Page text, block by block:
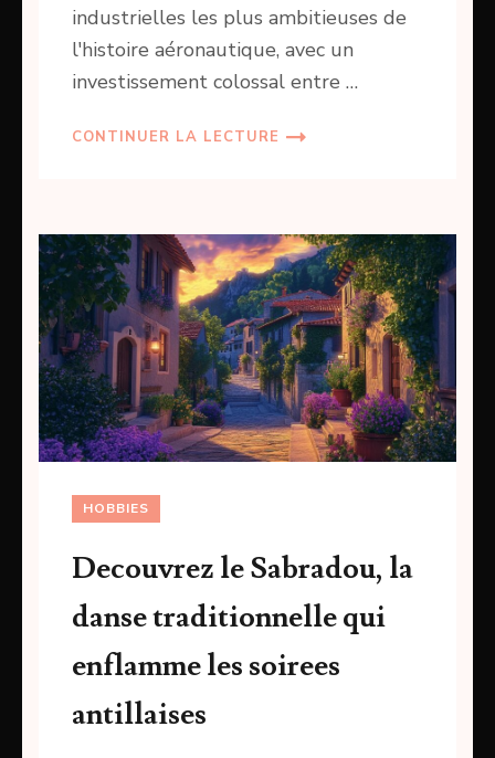
industrielles les plus ambitieuses de
l'histoire aéronautique, avec un
investissement colossal entre …
CONTINUER LA LECTURE
HOBBIES
Decouvrez le Sabradou, la
danse traditionnelle qui
enflamme les soirees
antillaises